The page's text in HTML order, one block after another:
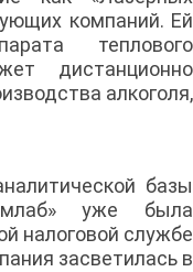
компаний. Ей
теплового
дистанционно
алкоголя,
базы
уже была
налоговой службе
засветилась в